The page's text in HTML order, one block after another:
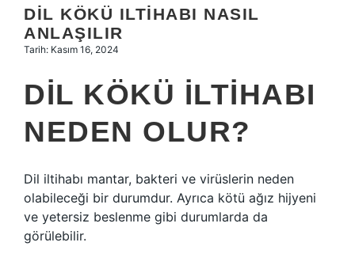
Hakkımızda
DIL KÖKÜ ILTIHABI NASIL
ANLAŞILIR
Tarih: Kasım 16, 2024
DIL KÖKÜ ILTIHABI
NEDEN OLUR?
Dil iltihabı mantar, bakteri ve virüslerin neden
olabileceği bir durumdur. Ayrıca kötü ağız hijyeni
ve yetersiz beslenme gibi durumlarda da
görülebilir.